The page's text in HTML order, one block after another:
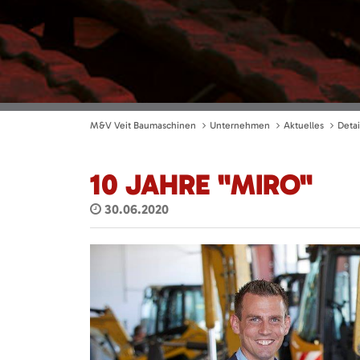
M&V Veit Baumaschinen Unternehmen Aktuelles
10 JAHRE "MIRO"
30.06.2020